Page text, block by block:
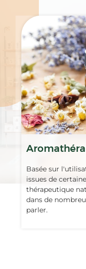
Basée sur
issues de
thérapeutique
dans de
parler.